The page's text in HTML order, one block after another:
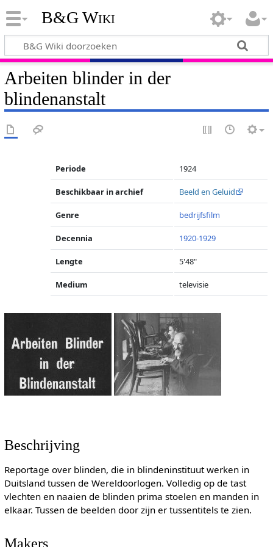
B&G Wiki
Arbeiten blinder in der
blindenanstalt
Periode 1924
Beschikbaar in archief Beeld en Geluid
Genre bedrijfsfilm
Decennia 1920-1929
Lengte 5'48"
Medium televisie
Beschrijving
Reportage over blinden, die in blindeninstituut werken in
Duitsland tussen de Wereldoorlogen. Volledig op de tast
vlechten en naaien de blinden prima stoelen en manden in
elkaar. Tussen de beelden door zijn er tussentitels te zien.
Makers